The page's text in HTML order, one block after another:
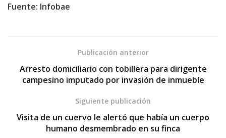
Fuente: Infobae
Publicación anterior
Arresto domiciliario con tobillera para dirigente
campesino imputado por invasión de inmueble
Siguiente publicación
Visita de un cuervo le alertó que había un cuerpo
humano desmembrado en su finca